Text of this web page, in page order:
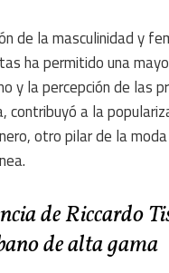
de la masculinidad y
ha permitido una
y la percepción de las
contribuyó a la
otro pilar de la
de Riccardo
de alta gama